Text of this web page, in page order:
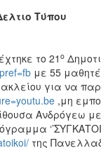
Τύπου
το 21 ο
με 55
για να
,μη
Ανδρόγεω
της